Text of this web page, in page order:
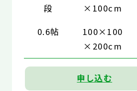
段
×100cm
0.6帖
100×100
×200cm
申し込む